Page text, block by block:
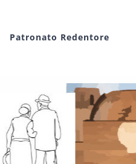
Patronato Redentore